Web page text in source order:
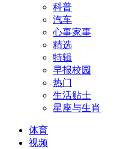
科普
汽车
心事家事
精选
特辑
早报校园
热门
生活贴士
星座与生肖
体育
视频